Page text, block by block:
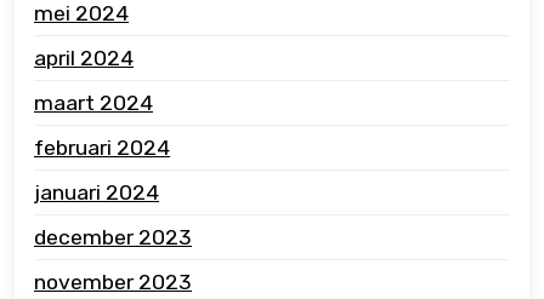
mei 2024
april 2024
maart 2024
februari 2024
januari 2024
december 2023
november 2023